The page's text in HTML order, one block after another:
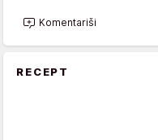
Komentariši
RECEPT